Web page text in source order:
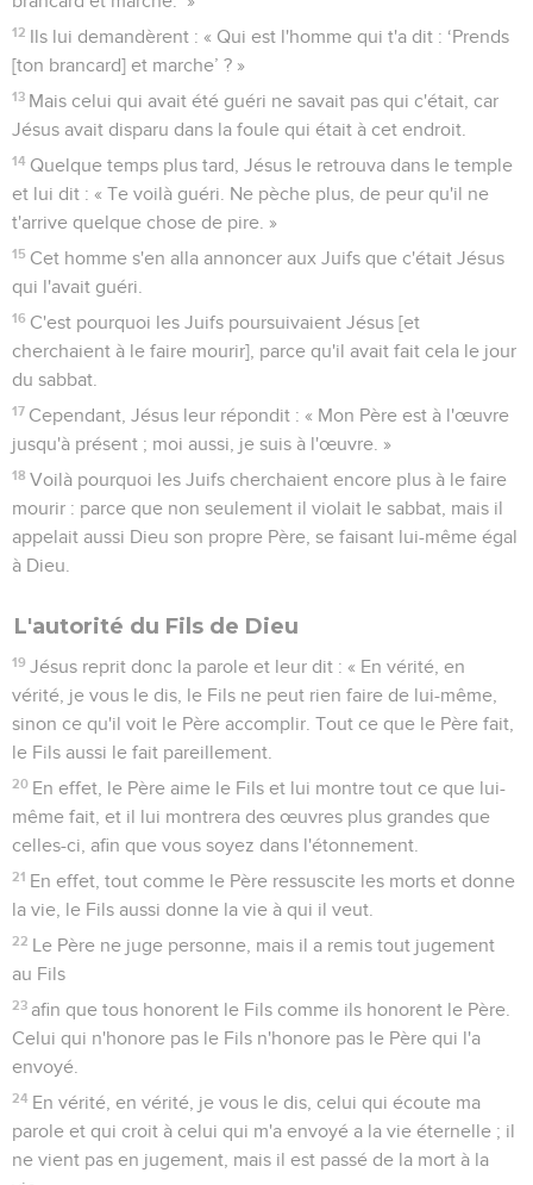
12 Ils lui demandèrent : « Qui est l'homme qui t'a dit : ‘Prends
[ton brancard] et marche’ ? »
13 Mais celui qui avait été guéri ne savait pas qui c'était, car
Jésus avait disparu dans la foule qui était à cet endroit.
14 Quelque temps plus tard, Jésus le retrouva dans le temple
et lui dit : « Te voilà guéri. Ne pèche plus, de peur qu'il ne
t'arrive quelque chose de pire. »
15 Cet homme s'en alla annoncer aux Juifs que c'était Jésus
qui l'avait guéri.
16 C'est pourquoi les Juifs poursuivaient Jésus [et
cherchaient à le faire mourir], parce qu'il avait fait cela le jour
du sabbat.
17 Cependant, Jésus leur répondit : « Mon Père est à l'œuvre
jusqu'à présent ; moi aussi, je suis à l'œuvre. »
18 Voilà pourquoi les Juifs cherchaient encore plus à le faire
mourir : parce que non seulement il violait le sabbat, mais il
appelait aussi Dieu son propre Père, se faisant lui-même égal
à Dieu.
L'autorité du Fils de Dieu
19 Jésus reprit donc la parole et leur dit : « En vérité, en
vérité, je vous le dis, le Fils ne peut rien faire de lui-même,
sinon ce qu'il voit le Père accomplir. Tout ce que le Père fait,
le Fils aussi le fait pareillement.
20 En effet, le Père aime le Fils et lui montre tout ce que lui-
même fait, et il lui montrera des œuvres plus grandes que
celles-ci, afin que vous soyez dans l'étonnement.
21 En effet, tout comme le Père ressuscite les morts et donne
la vie, le Fils aussi donne la vie à qui il veut.
22 Le Père ne juge personne, mais il a remis tout jugement
au Fils
23 afin que tous honorent le Fils comme ils honorent le Père.
Celui qui n'honore pas le Fils n'honore pas le Père qui l'a
envoyé.
24 En vérité, en vérité, je vous le dis, celui qui écoute ma
parole et qui croit à celui qui m'a envoyé a la vie éternelle ; il
ne vient pas en jugement, mais il est passé de la mort à la